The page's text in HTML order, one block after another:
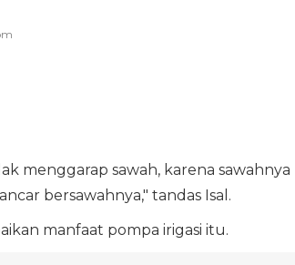
menggarap sawah, karena sawahnya
bersawahnya," tandas Isal.
manfaat pompa irigasi itu.